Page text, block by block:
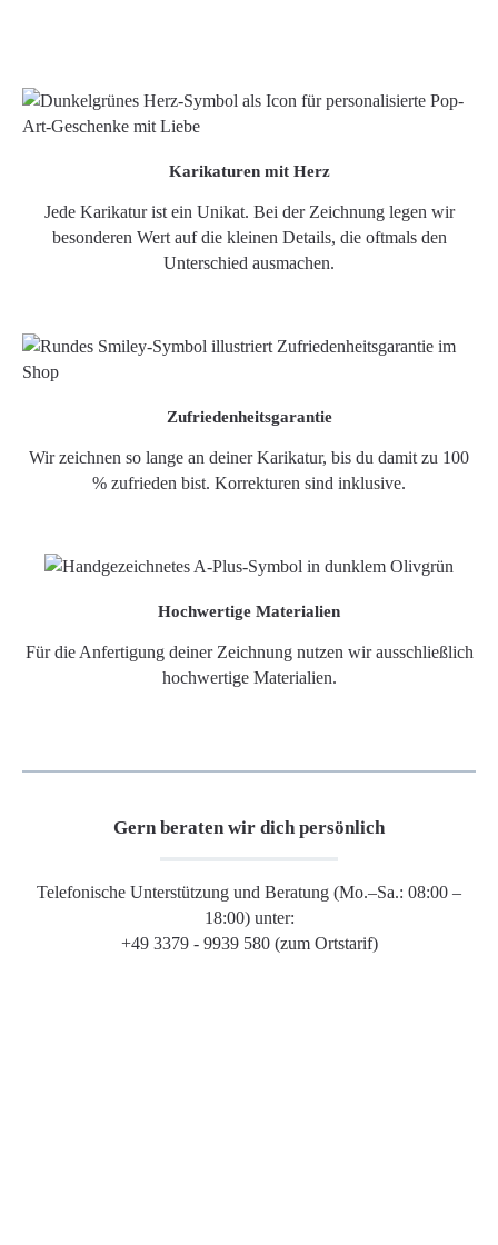
Karikaturen mit Herz
Jede Karikatur ist ein Unikat. Bei der Zeichnung legen wir
besonderen Wert auf die kleinen Details, die oftmals den
Unterschied ausmachen.
Zufriedenheitsgarantie
Wir zeichnen so lange an deiner Karikatur, bis du damit zu 100
% zufrieden bist. Korrekturen sind inklusive.
Hochwertige Materialien
Für die Anfertigung deiner Zeichnung nutzen wir ausschließlich
hochwertige Materialien.
Gern beraten wir dich persönlich
Telefonische Unterstützung und Beratung (Mo.–Sa.: 08:00 –
18:00) unter:
+49 3379 - 9939 580 (zum Ortstarif)